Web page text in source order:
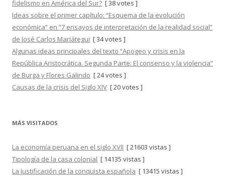
fidelismo en América del Sur? [ 38 votes ]
Ideas sobre el primer capítulo: “Esquema de la evolución
económica” en “7 ensayos de interpretación de la realidad social”
de José Carlos Mariátegui [ 34 votes ]
Algunas ideas principales del texto “Apogeo y crisis en la
República Aristocrática. Segunda Parte: El consenso y la violencia”
de Burga y Flores Galindo [ 24 votes ]
Causas de la crisis del Siglo XIV [ 20 votes ]
MÁS VISITADOS
La economía peruana en el siglo XVII [ 21603 vistas ]
Tipología de la casa colonial [ 14135 vistas ]
La justificación de la conquista española [ 13415 vistas ]